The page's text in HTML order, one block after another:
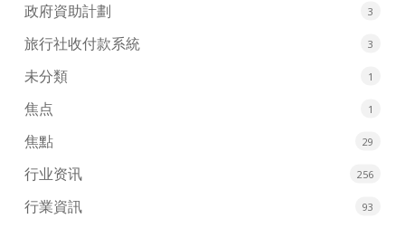
政府資助計劃 3
旅行社收付款系統 3
未分類 1
焦点 1
焦點 29
行业资讯 256
行業資訊 93